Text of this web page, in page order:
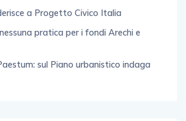
a Progetto Civico Italia
pratica per i fondi Arechi e
sul Piano urbanistico indaga